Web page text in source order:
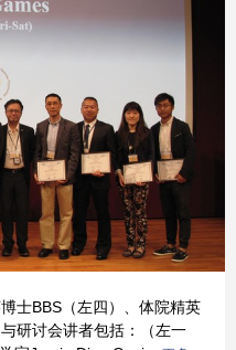
士BBS（左四）、体院精英
研讨会讲者包括：（左一